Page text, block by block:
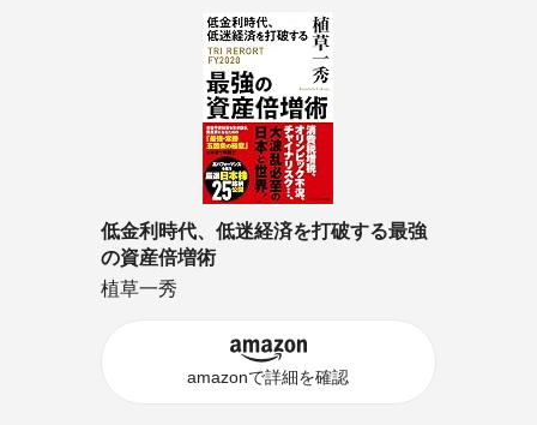
低金利時代、低迷経済を打破する最強
の資産倍増術
植草一秀
amazonで詳細を確認